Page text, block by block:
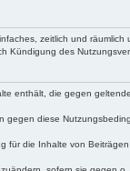
zeitlich und
Kündigung des
enthält, die gegen
gegen diese
für die Inhalte von